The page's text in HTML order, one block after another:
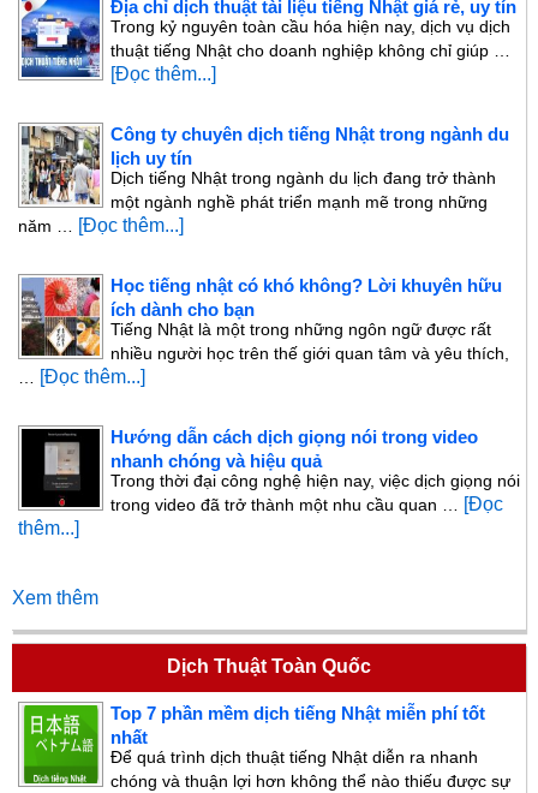
Địa chỉ dịch thuật tài liệu tiếng Nhật giá rẻ, uy tín
Trong kỷ nguyên toàn cầu hóa hiện nay, dịch vụ dịch
thuật tiếng Nhật cho doanh nghiệp không chỉ giúp …
[Đọc thêm...]
Công ty chuyên dịch tiếng Nhật trong ngành du
lịch uy tín
Dịch tiếng Nhật trong ngành du lịch đang trở thành
một ngành nghề phát triển mạnh mẽ trong những
năm … [Đọc thêm...]
Học tiếng nhật có khó không? Lời khuyên hữu
ích dành cho bạn
Tiếng Nhật là một trong những ngôn ngữ được rất
nhiều người học trên thế giới quan tâm và yêu thích,
… [Đọc thêm...]
Hướng dẫn cách dịch giọng nói trong video
nhanh chóng và hiệu quả
Trong thời đại công nghệ hiện nay, việc dịch giọng nói
trong video đã trở thành một nhu cầu quan … [Đọc
thêm...]
Xem thêm
Dịch Thuật Toàn Quốc
Top 7 phần mềm dịch tiếng Nhật miễn phí tốt
nhất
Để quá trình dịch thuật tiếng Nhật diễn ra nhanh
chóng và thuận lợi hơn không thể nào thiếu được sự